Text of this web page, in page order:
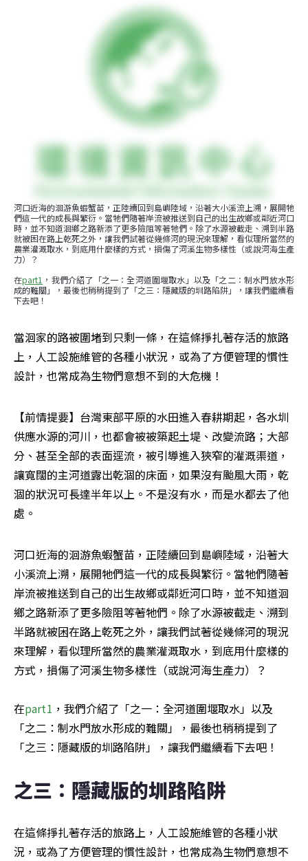
河口近海的洄游魚蝦蟹苗，正陸續回到島嶼陸域，沿著大小溪流上溯，展開牠
們這一代的成長與繁衍。當牠們隨著岸流被推送到自己的出生故鄉或鄰近河口
時，並不知道洄鄉之路新添了更多險阻等著牠們。除了水源被截走、溯到半路
就被困在路上乾死之外，讓我們試著從幾條河的現況來理解，看似理所當然的
農業灌溉取水，到底用什麼樣的方式，損傷了河溪生物多樣性（或說河海生產
力）？
在part1 ，我們介紹了「之一：全河道圍堰取水」以及「之二：制水門放水形
成的難關」，最後也稍稍提到了「之三：隱藏版的圳路陷阱」，讓我們繼續看
下去吧！
當洄家的路被圍堵到只剩一條，在這條掙扎著存活的旅路
上，人工設施維管的各種小狀況，或為了方便管理的慣性
設計，也常成為生物們意想不到的大危機！
【前情提要】台灣東部平原的水田進入春耕期起，各水圳
供應水源的河川，也都會被被築起土堤、改變流路；大部
分、甚至全部的表面逕流，被引導進入狹窄的灌溉渠道，
讓寬闊的主河道露出乾涸的床面，如果沒有颱風大雨，乾
涸的狀況可長達半年以上。不是沒有水，而是水都去了他
處。
河口近海的洄游魚蝦蟹苗，正陸續回到島嶼陸域，沿著大
小溪流上溯，展開牠們這一代的成長與繁衍。當牠們隨著
岸流被推送到自己的出生故鄉或鄰近河口時，並不知道洄
鄉之路新添了更多險阻等著牠們。除了水源被截走、溯到
半路就被困在路上乾死之外，讓我們試著從幾條河的現況
來理解，看似理所當然的農業灌溉取水，到底用什麼樣的
方式，損傷了河溪生物多樣性（或說河海生產力）？
在part1 ，我們介紹了「之一：全河道圍堰取水」以及
「之二：制水門放水形成的難關」，最後也稍稍提到了
「之三：隱藏版的圳路陷阱」，讓我們繼續看下去吧！
之三：隱藏版的圳路陷阱
在這條掙扎著存活的旅路上，人工設施維管的各種小狀
況，或為了方便管理的慣性設計，也常成為生物們意想不